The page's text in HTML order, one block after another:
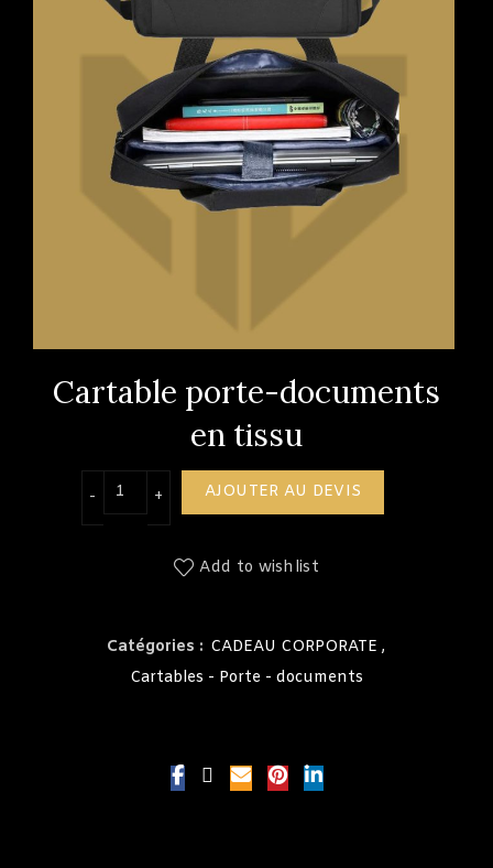
Cartable porte-documents
en tissu
quantité de Cartable porte-documents en tissu
AJOUTER AU DEVIS
Add to wishlist
Catégories : CADEAU CORPORATE ,
Cartables - Porte - documents